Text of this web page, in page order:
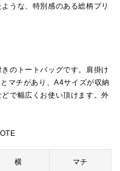
うな、特別感のある総柄プリ
のトートバッグです。肩掛け
マチがあり、A4サイズが収納
で幅広くお使い頂けます。外
横 マチ